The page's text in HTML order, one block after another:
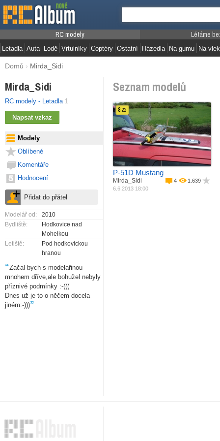
RC modely
Letadla Auta Lodě Vrtulníky Coptéry Ostatní
Létáme
Házedla Na gumu Na vlek
Domů › Mirda_Sidi
Mirda_Sidi
RC modely - Letadla 1
Modely
Oblíbené
Komentáře
Hodnocení
Modelář od:
2010
Bydliště:
Hodkovice nad
Mohelkou
Letiště:
Pod hodkovickou
hranou
“Začal bych s modelařinou
mnohem dříve,ale bohužel nebyly
příznivé podmínky :-(((
Dnes už je to o něčem docela
jiném:-)))”
Seznam modelů
Materiál
EPP, EPS, Depron
Pohon
Elektro motor
Rozpětí
990 mm
850 mm
8.22
P-51D Mustang
4 1.639
Mirda_Sidi
6.6.2013 18:00